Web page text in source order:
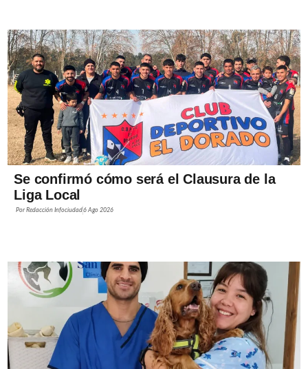
Se confirmó cómo será el Clausura de la
Liga Local
PorRedacción Infociudad6 Ago 2026